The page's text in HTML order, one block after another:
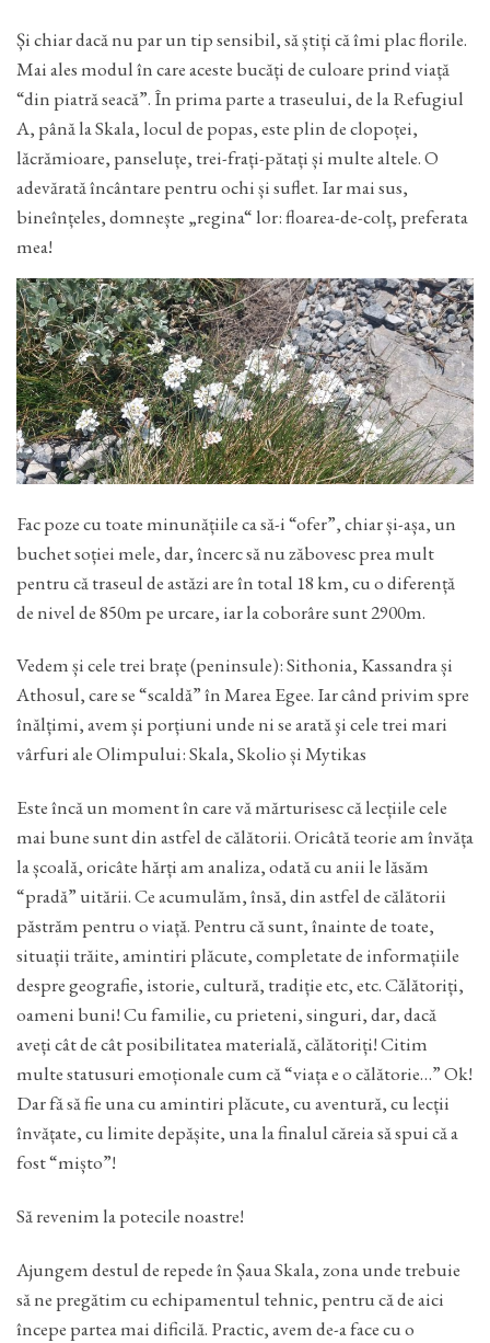
Și chiar dacă nu par un tip sensibil, să știți că îmi plac florile.
Mai ales modul în care aceste bucăți de culoare prind viață
“din piatră seacă”. În prima parte a traseului, de la Refugiul
A, până la Skala, locul de popas, este plin de clopoței,
lăcrămioare, panseluțe, trei-frați-pătați și multe altele. O
adevărată încântare pentru ochi și suflet. Iar mai sus,
bineînțeles, domnește „regina“ lor: floarea-de-colț, preferata
mea!
Fac poze cu toate minunățiile ca să-i “ofer”, chiar și-așa, un
buchet soției mele, dar, încerc să nu zăbovesc prea mult
pentru că traseul de astăzi are în total 18 km, cu o diferență
de nivel de 850m pe urcare, iar la coborâre sunt 2900m.
Vedem și cele trei brațe (peninsule): Sithonia, Kassandra și
Athosul, care se “scaldă” în Marea Egee. Iar când privim spre
înălțimi, avem și porțiuni unde ni se arată şi cele trei mari
vârfuri ale Olimpului: Skala, Skolio și Mytikas
Este încă un moment în care vă mărturisesc că lecțiile cele
mai bune sunt din astfel de călătorii. Oricâtă teorie am învăța
la școală, oricâte hărți am analiza, odată cu anii le lăsăm
“pradă” uitării. Ce acumulăm, însă, din astfel de călătorii
păstrăm pentru o viață. Pentru că sunt, înainte de toate,
situații trăite, amintiri plăcute, completate de informațiile
despre geografie, istorie, cultură, tradiție etc, etc. Călătoriți,
oameni buni! Cu familie, cu prieteni, singuri, dar, dacă
aveți cât de cât posibilitatea materială, călătoriți! Citim
multe statusuri emoționale cum că “viața e o călătorie…” Ok!
Dar fă să fie una cu amintiri plăcute, cu aventură, cu lecții
învățate, cu limite depășite, una la finalul căreia să spui că a
fost “mișto”!
Să revenim la potecile noastre!
Ajungem destul de repede în Șaua Skala, zona unde trebuie
să ne pregătim cu echipamentul tehnic, pentru că de aici
începe partea mai dificilă. Practic, avem de-a face cu o